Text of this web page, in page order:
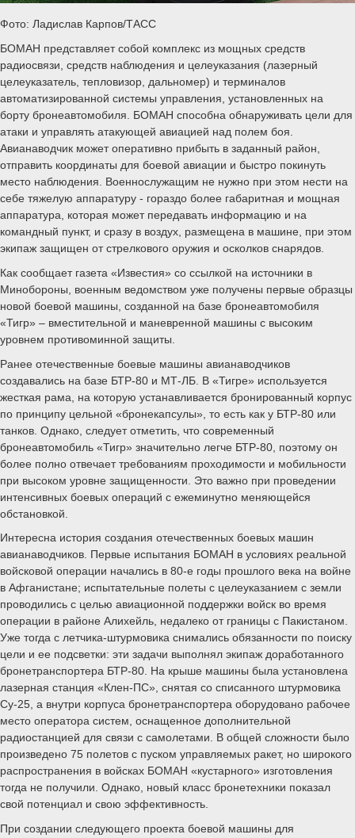
Фото: Ладислав Карпов/ТАСС
БОМАН представляет собой комплекс из мощных средств
радиосвязи, средств наблюдения и целеуказания (лазерный
целеуказатель, тепловизор, дальномер) и терминалов
автоматизированной системы управления, установленных на
борту бронеавтомобиля. БОМАН способна обнаруживать цели для
атаки и управлять атакующей авиацией над полем боя.
Авианаводчик может оперативно прибыть в заданный район,
отправить координаты для боевой авиации и быстро покинуть
место наблюдения. Военнослужащим не нужно при этом нести на
себе тяжелую аппаратуру - гораздо более габаритная и мощная
аппаратура, которая может передавать информацию и на
командный пункт, и сразу в воздух, размещена в машине, при этом
экипаж защищен от стрелкового оружия и осколков снарядов.
Как сообщает газета «Известия» со ссылкой на источники в
Минобороны, военным ведомством уже получены первые образцы
новой боевой машины, созданной на базе бронеавтомобиля
«Тигр» – вместительной и маневренной машины с высоким
уровнем противоминной защиты.
Ранее отечественные боевые машины авианаводчиков
создавались на базе БТР-80 и МТ-ЛБ. В «Тигре» используется
жесткая рама, на которую устанавливается бронированный корпус
по принципу цельной «бронекапсулы», то есть как у БТР-80 или
танков. Однако, следует отметить, что современный
бронеавтомобиль «Тигр» значительно легче БТР-80, поэтому он
более полно отвечает требованиям проходимости и мобильности
при высоком уровне защищенности. Это важно при проведении
интенсивных боевых операций с ежеминутно меняющейся
обстановкой.
Интересна история создания отечественных боевых машин
авианаводчиков. Первые испытания БОМАН в условиях реальной
войсковой операции начались в 80-е годы прошлого века на войне
в Афганистане; испытательные полеты с целеуказанием с земли
проводились с целью авиационной поддержки войск во время
операции в районе Алихейль, недалеко от границы с Пакистаном.
Уже тогда с летчика-штурмовика снимались обязанности по поиску
цели и ее подсветки: эти задачи выполнял экипаж доработанного
бронетранспортера БТР-80. На крыше машины была установлена
лазерная станция «Клен-ПС», снятая со списанного штурмовика
Су-25, а внутри корпуса бронетранспортера оборудовано рабочее
место оператора систем, оснащенное дополнительной
радиостанцией для связи с самолетами. В общей сложности было
произведено 75 полетов с пуском управляемых ракет, но широкого
распространения в войсках БОМАН «кустарного» изготовления
тогда не получили. Однако, новый класс бронетехники показал
свой потенциал и свою эффективность.
При создании следующего проекта боевой машины для